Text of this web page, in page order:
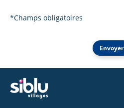
*Champs obligatoires
Envoyer